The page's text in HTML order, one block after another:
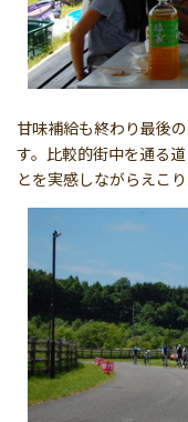
甘味補給も終わり最後
す。比較的街中を通る
とを実感しながらえこ